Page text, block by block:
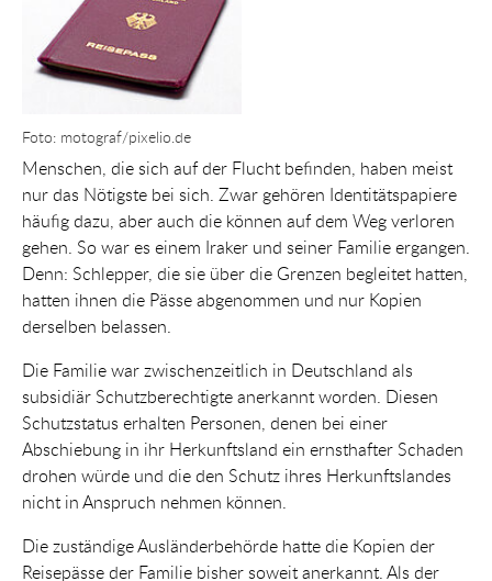
Foto: motograf/pixelio.de
Menschen, die sich auf der Flucht befinden, haben meist
nur das Nötigste bei sich. Zwar gehören Identitätspapiere
häufig dazu, aber auch die können auf dem Weg verloren
gehen. So war es einem Iraker und seiner Familie ergangen.
Denn: Schlepper, die sie über die Grenzen begleitet hatten,
hatten ihnen die Pässe abgenommen und nur Kopien
derselben belassen.
Die Familie war zwischenzeitlich in Deutschland als
subsidiär Schutzberechtigte anerkannt worden. Diesen
Schutzstatus erhalten Personen, denen bei einer
Abschiebung in ihr Herkunftsland ein ernsthafter Schaden
drohen würde und die den Schutz ihres Herkunftslandes
nicht in Anspruch nehmen können.
Die zuständige Ausländerbehörde hatte die Kopien der
Reisepässe der Familie bisher soweit anerkannt. Als der